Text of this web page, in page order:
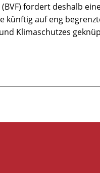
fordert deshalb
auf eng
Klimaschutzes